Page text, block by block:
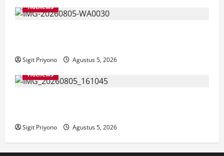
Hotnews
Sigit Priyono
Agustus 5, 2026
Hotnews
Sigit Priyono Agustus 5, 2026